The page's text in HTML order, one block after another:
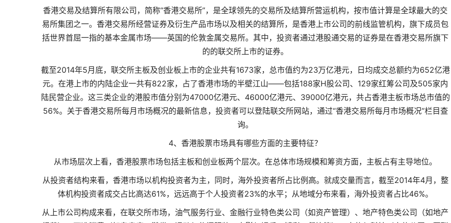
香港交易及结算所有限公司，简称“香港交易所”，是全球领先的交易所及结算所营运机构，按市值计算是全球最大的交
易所集团之一。香港交易所经营证券及衍生产品市场以及相关的结算所，是香港上市公司的前线监管机构，旗下成员包
括世界首屈一指的基本金属市场——英国的伦敦金属交易所。其中，投资者通过港股通交易的证券是在香港交易所旗下
的的联交所上市的证券。
截至2014年5月底，联交所主板及创业板上市的企业共有1673家，总市值约为23万亿港元，日均成交总额约为652亿港
元。在港上市的内陆企业一共有822家，占了香港市场的半壁江山——包括188家H股公司、129家红筹公司及505家内
陆民营企业。这三类企业的港股市值分别为47000亿港元、46000亿港元、39000亿港元，共占香港主板市场总市值的
56%。关于香港交易所每月市场概况的最新信息，投资者可以登陆联交所网站，通过“香港交易所每月市场概况”栏目查
询。
4、香港股票市场具有哪些方面的主要特征？
从市场层次上看，香港股票市场包括主板和创业板两个层次。在总体市场规模和筹资方面，主板占有主导地位。
从投资者结构来看，香港市场以机构投资者为主，同时，海外投资者所占比例高。就成交量而言，截至2014年4月，整
体机构投资者成交占比高达61%，远远高于个人投资者23%的水平；从地域分布来看，海外投资者占比46%。
从上市公司构成来看，在联交所市场，油气服务行业、金融行业特色类公司（如资产管理）、地产特色类公司（如地产